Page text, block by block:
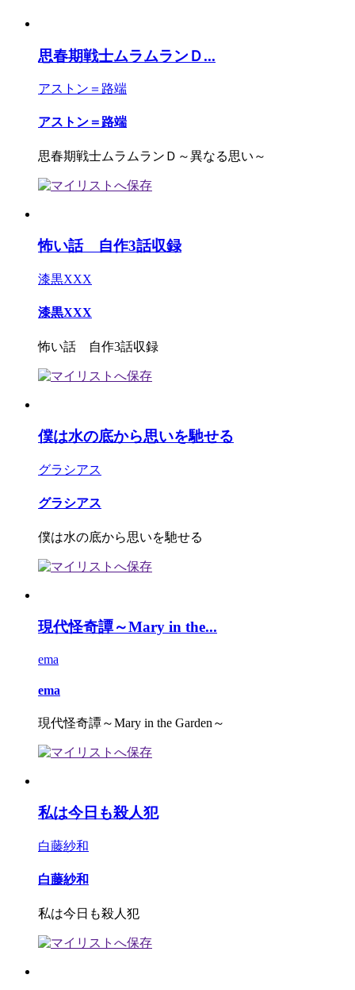
思春期戦士ムラムランＤ...
アストン＝路端
アストン＝路端
思春期戦士ムラムランＤ～異なる思い～
怖い話 自作3話収録
漆黒XXX
漆黒XXX
怖い話 自作3話収録
僕は水の底から思いを馳せる
グラシアス
グラシアス
僕は水の底から思いを馳せる
現代怪奇譚～Mary in the...
ema
ema
現代怪奇譚～Mary in the Garden～
私は今日も殺人犯
白藤紗和
白藤紗和
私は今日も殺人犯